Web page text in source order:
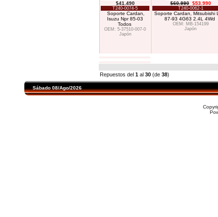
$41.490
T240-0074-5
Soporte Cardan,
Isuzu Npr 85-03
Todos
OEM: 5-37510-007-0
Japón
$60.990 $53.990
T240-0062-1
Soporte Cardan, Mitsubishi
87-93 4G63 2.4L 4Wd
OEM: MB-154199
Japón
Repuestos del 1 al 30 (de 38)
Sábado 08/Ago/2026